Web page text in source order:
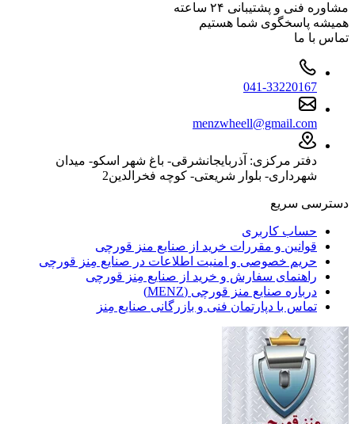
مشاوره فنی و پشتیبانی ۲۴ ساعته
همیشه پاسخگوی شما هستیم
تماس با ما
041-33220167
menzwheell@gmail.com
دفتر مرکزی: آذربایجانشرقی- باغ شهر اسکو- میدان
شهرداری- بلوار شریعتی- کوچه فخرالدین2
دسترسی سریع
حساب کاربری
قوانین و مقررات خرید از صنایع منز قورچی
حریم خصوصی و امنیت اطلاعات در صنایع مِنز قورچی
راهنمای سفارش و خرید از صنایع مِنز قورچی
درباره صنایع منز قورچی (MENZ)
تماس با دپارتمان فنی و بازرگانی صنایع مِنز